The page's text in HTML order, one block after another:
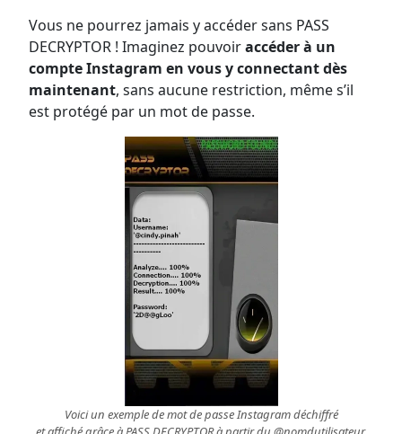
Vous ne pourrez jamais y accéder sans PASS
DECRYPTOR ! Imaginez pouvoiraccéder à un
compte Instagram en vous y connectant dès
maintenant, sans aucune restriction, même s’il
est protégé par un mot de passe.
Voici un exemple de mot de passe Instagram déchiffré